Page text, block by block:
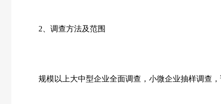
2 、调查方法及范围
规模以上大中型企业全面调查，小微企业抽样调查，